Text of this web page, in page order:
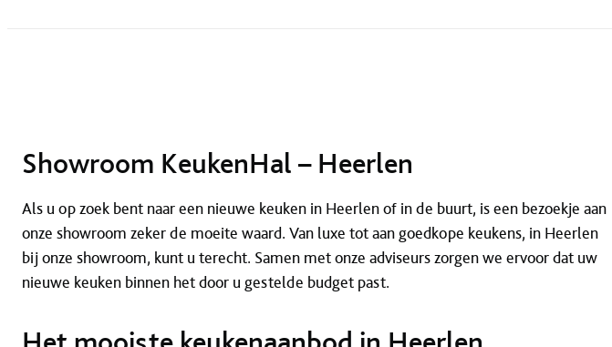
Showroom KeukenHal – Heerlen
Als u op zoek bent naar een nieuwe keuken in Heerlen of in de buurt, is een bezoekje aan
onze showroom zeker de moeite waard. Van luxe tot aan goedkope keukens, in Heerlen
bij onze showroom, kunt u terecht. Samen met onze adviseurs zorgen we ervoor dat uw
nieuwe keuken binnen het door u gestelde budget past.